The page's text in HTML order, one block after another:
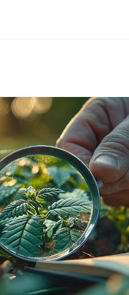
Everclear